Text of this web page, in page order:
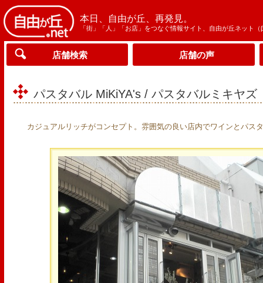
本日、自由が丘、再発見。
「街」「人」「お店」をつなぐ情報サイト、自由が丘ネット（
店舗検索 店舗の声
パスタバル MiKiYA's / パスタバルミキヤズ
カジュアルリッチがコンセプト。雰囲気の良い店内でワインとパス